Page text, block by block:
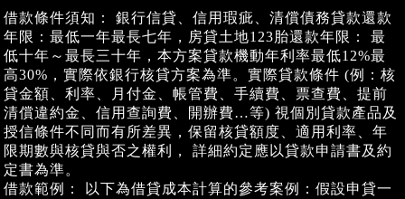
借款條件須知： 銀行信貸、信用瑕疵、清償債務貸款還款
年限：最低一年最長七年，房貸土地123胎還款年限： 最
低十年～最長三十年，本方案貸款機動年利率最低12%最
高30%，實際依銀行核貸方案為準。實際貸款條件 (例：核
貸金額、利率、月付金、帳管費、手續費、票查費、提前
清償違約金、信用查詢費、開辦費…等) 視個別貸款產品及
授信條件不同而有所差異，保留核貸額度、適用利率、年
限期數與核貸與否之權利， 詳細約定應以貸款申請書及約
定書為準。
借款範例： 以下為借貸成本計算的參考案例：假設申貸一